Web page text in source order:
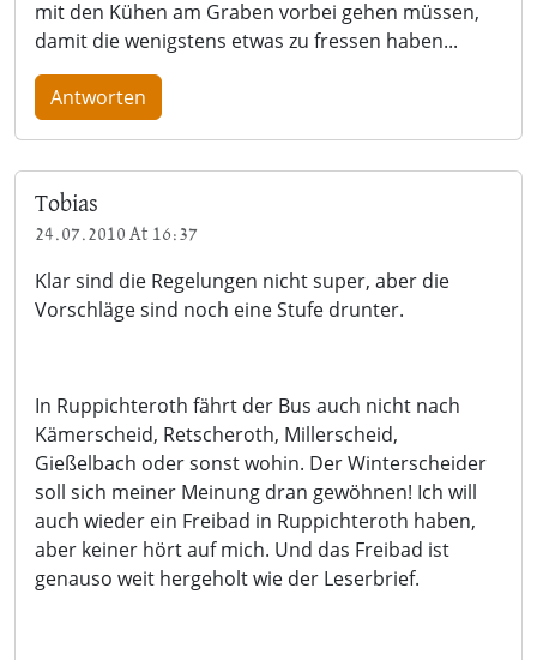
mit den Kühen am Graben vorbei gehen müssen,
damit die wenigstens etwas zu fressen haben...
Antworten
Tobias
24.07.2010 At 16:37
Klar sind die Regelungen nicht super, aber die
Vorschläge sind noch eine Stufe drunter.
In Ruppichteroth fährt der Bus auch nicht nach
Kämerscheid, Retscheroth, Millerscheid,
Gießelbach oder sonst wohin. Der Winterscheider
soll sich meiner Meinung dran gewöhnen! Ich will
auch wieder ein Freibad in Ruppichteroth haben,
aber keiner hört auf mich. Und das Freibad ist
genauso weit hergeholt wie der Leserbrief.